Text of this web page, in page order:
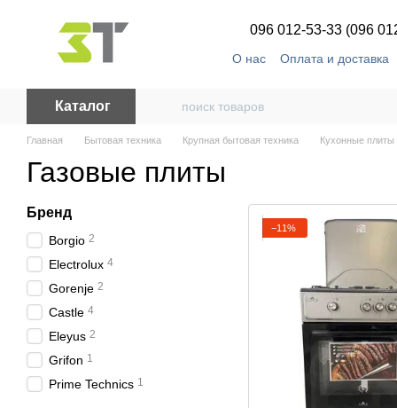
096 012-53-33 (096
О нас Оплата и доставка
Каталог
Главная Бытовая техника Крупная бытовая техника Кухонные плиты
Газовые плиты
−11%
Бренд
Borgio 2
Electrolux 4
Gorenje 2
Castle 4
Eleyus 2
Grifon 1
Prime Technics 1